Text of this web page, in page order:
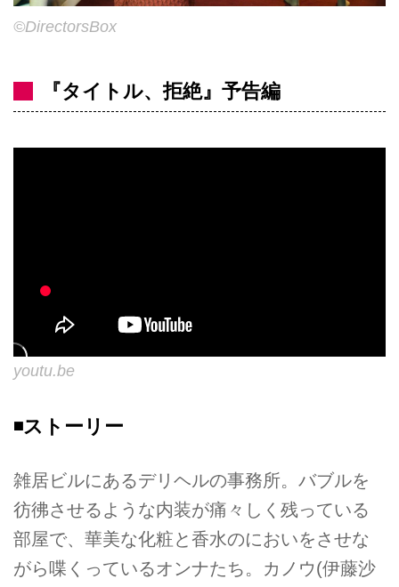
©DirectorsBox
『タイトル、拒絶』予告編
youtu.be
◾️ストーリー
雑居ビルにあるデリヘルの事務所。バブルを
彷彿させるような内装が痛々しく残っている
部屋で、華美な化粧と香水のにおいをさせな
がら喋くっているオンナたち。カノウ(伊藤沙